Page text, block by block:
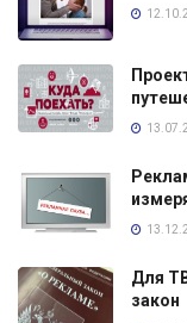
Для
закон